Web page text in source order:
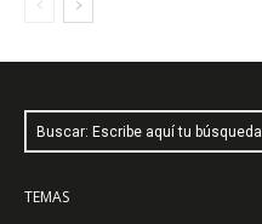
Buscar: Escribe aquí tu búsqueda
TEMAS